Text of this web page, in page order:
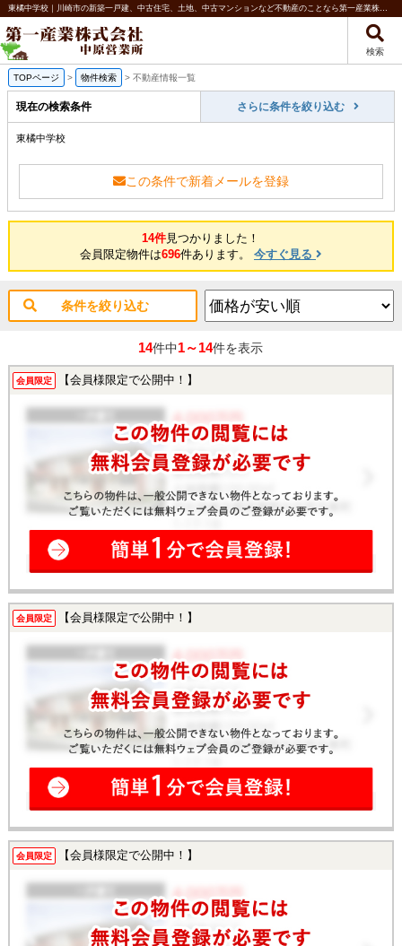
東橘中学校｜川崎市の新築一戸建、中古住宅、土地、中古マンションなど不動産のことなら第一産業株式会社 中原営業所
検索
TOPページ > 物件検索 > 不動産情報一覧
現在の検索条件 さらに条件を絞り込む
東橘中学校
この条件で新着メールを登録
14件見つかりました！
会員限定物件は696件あります。 今すぐ見る
条件を絞り込む
14件中1～14件を表示
会員限定 【会員様限定で公開中！】
会員限定 【会員様限定で公開中！】
会員限定 【会員様限定で公開中！】